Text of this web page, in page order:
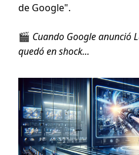
de Google".
🎬 Cuando Google anunció
quedó en shock...